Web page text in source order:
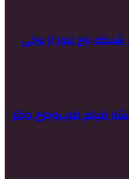
باج نیوز از برخی
فیلم ضرب‌وجرح دختر